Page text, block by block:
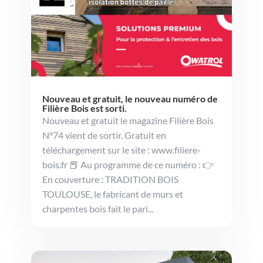
Nouveau et gratuit, le nouveau numéro de
Filière Bois est sorti.
Nouveau et gratuit le magazine Filière Bois
N°74 vient de sortir. Gratuit en
téléchargement sur le site : www.filiere-
bois.fr 📕 Au programme de ce numéro : 👉
En couverture : TRADITION BOIS
TOULOUSE, le fabricant de murs et
charpentes bois fait le pari...